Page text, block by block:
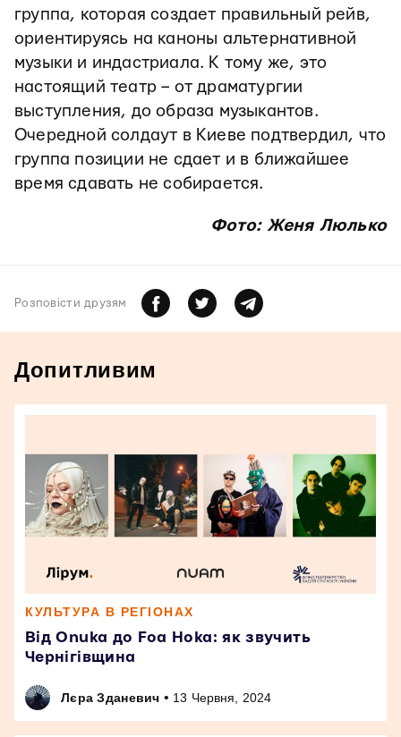
группа, которая создает правильный рейв,
ориентируясь на каноны альтернативной
музыки и индастриала. К тому же, это
настоящий театр – от драматургии
выступления, до образа музыкантов.
Очередной солдаут в Киеве подтвердил, что
группа позиции не сдает и в ближайшее
время сдавать не собирается.
Фото: Женя Люлько
Розповiсти друзям
Допитливим
КУЛЬТУРА В РЕГІОНАХ
Від Onuka до Foa Hoka: як звучить
Чернігівщина
Лєра Зданевич • 13 Червня, 2024